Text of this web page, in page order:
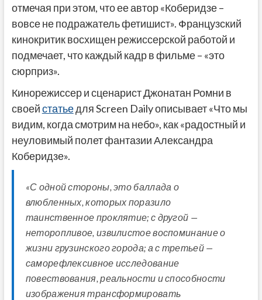
отмечая при этом, что ее автор «Коберидзе –
вовсе не подражатель фетишист». Французский
кинокритик восхищен режиссерской работой и
подмечает, что каждый кадр в фильме – «это
сюрприз».
Кинорежиссер и сценарист Джонатан Ромни в
своейстатьедля Screen Daily описывает «Что мы
видим, когда смотрим на небо», как «радостный и
неуловимый полет фантазии Александра
Коберидзе».
«С одной стороны, это баллада о
влюбленных, которых поразило
таинственное проклятие; с другой —
неторопливое, извилистое воспоминание о
жизни грузинского города; а с третьей —
саморефлексивное исследование
повествования, реальности и способности
изображения трансформировать